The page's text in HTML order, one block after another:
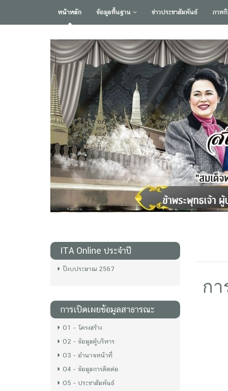
หน้าหลัก ข้อมูลพื้นฐาน ข่าวประชาสัมพันธ์ ภาพ
ITA Online ประจำปี
ปีงบประมาณ 2567
การเปิดเผยข้อมูลสาธารณะ
O1 - โครงสร้าง
O2 - ข้อมูลผู้บริหาร
O3 - อำนาจหน้าที่
O4 - ข้อมูลการติดต่อ
O5 - ประชาสัมพันธ์
กา